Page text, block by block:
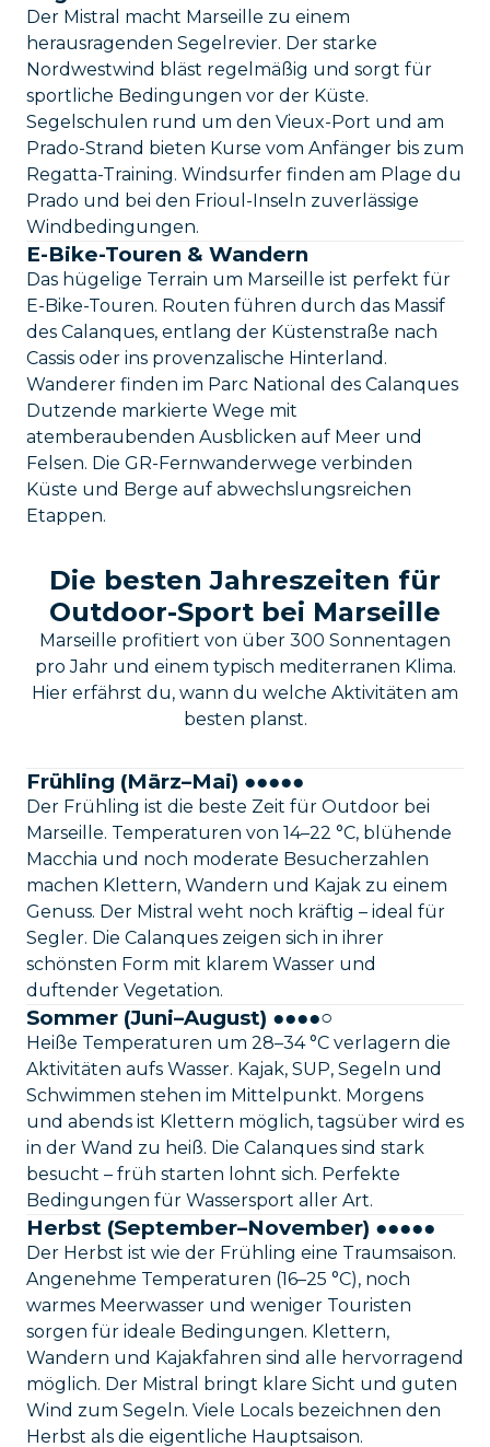
Der Mistral macht Marseille zu einem
herausragenden Segelrevier. Der starke
Nordwestwind bläst regelmäßig und sorgt für
sportliche Bedingungen vor der Küste.
Segelschulen rund um den Vieux-Port und am
Prado-Strand bieten Kurse vom Anfänger bis zum
Regatta-Training. Windsurfer finden am Plage du
Prado und bei den Frioul-Inseln zuverlässige
Windbedingungen.
E-Bike-Touren & Wandern
Das hügelige Terrain um Marseille ist perfekt für
E-Bike-Touren. Routen führen durch das Massif
des Calanques, entlang der Küstenstraße nach
Cassis oder ins provenzalische Hinterland.
Wanderer finden im Parc National des Calanques
Dutzende markierte Wege mit
atemberaubenden Ausblicken auf Meer und
Felsen. Die GR-Fernwanderwege verbinden
Küste und Berge auf abwechslungsreichen
Etappen.
Die besten Jahreszeiten für
Outdoor-Sport bei Marseille
Marseille profitiert von über 300 Sonnentagen
pro Jahr und einem typisch mediterranen Klima.
Hier erfährst du, wann du welche Aktivitäten am
besten planst.
Frühling (März–Mai) ●●●●●
Der Frühling ist die beste Zeit für Outdoor bei
Marseille. Temperaturen von 14–22 °C, blühende
Macchia und noch moderate Besucherzahlen
machen Klettern, Wandern und Kajak zu einem
Genuss. Der Mistral weht noch kräftig – ideal für
Segler. Die Calanques zeigen sich in ihrer
schönsten Form mit klarem Wasser und
duftender Vegetation.
Sommer (Juni–August) ●●●●○
Heiße Temperaturen um 28–34 °C verlagern die
Aktivitäten aufs Wasser. Kajak, SUP, Segeln und
Schwimmen stehen im Mittelpunkt. Morgens
und abends ist Klettern möglich, tagsüber wird es
in der Wand zu heiß. Die Calanques sind stark
besucht – früh starten lohnt sich. Perfekte
Bedingungen für Wassersport aller Art.
Herbst (September–November) ●●●●●
Der Herbst ist wie der Frühling eine Traumsaison.
Angenehme Temperaturen (16–25 °C), noch
warmes Meerwasser und weniger Touristen
sorgen für ideale Bedingungen. Klettern,
Wandern und Kajakfahren sind alle hervorragend
möglich. Der Mistral bringt klare Sicht und guten
Wind zum Segeln. Viele Locals bezeichnen den
Herbst als die eigentliche Hauptsaison.